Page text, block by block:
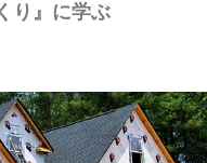
り』に学ぶ